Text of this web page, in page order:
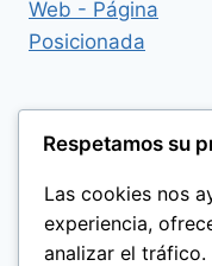
Respetamos su
Las cookies nos
experiencia,
analizar el tráfico.